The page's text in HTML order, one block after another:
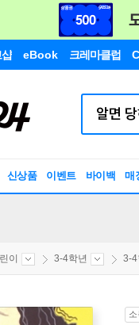
eBook 크레마클럽
신상품 이벤트 바이백 매
이 3-4학년 3-4